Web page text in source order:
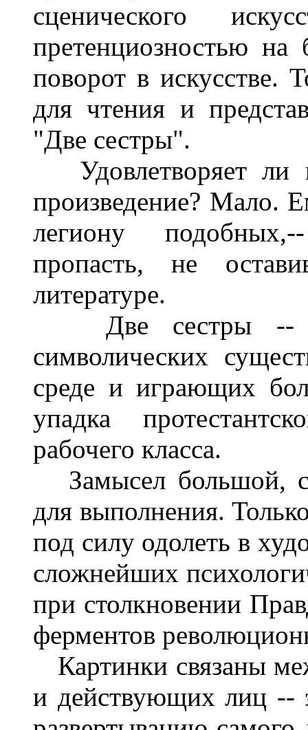
сценического
претенциозностью
поворот в искусстве.
для чтения и
"Две сестры".
Удовлетворяет ли
произведение? Мало.
легиону
пропасть, не
литературе.
Две сестры --
символических
среде и играющих
упадка
рабочего класса.
Замысел большой,
для выполнения.
под силу одолеть в
сложнейших
при столкновении
ферментов
Картинки связаны
и действующих лиц --